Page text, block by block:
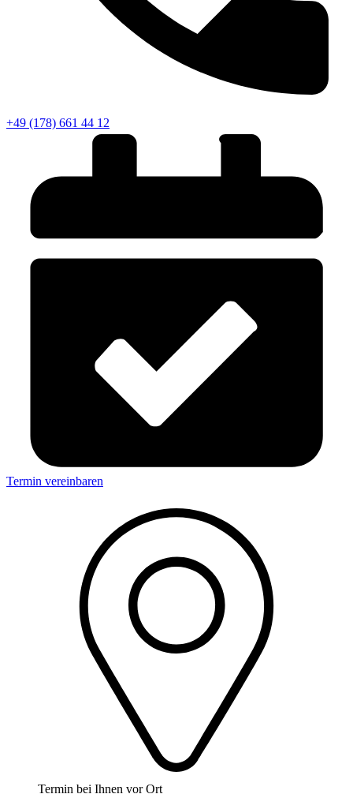
+49 (178) 661 44 12
Termin vereinbaren
Termin bei Ihnen vor Ort